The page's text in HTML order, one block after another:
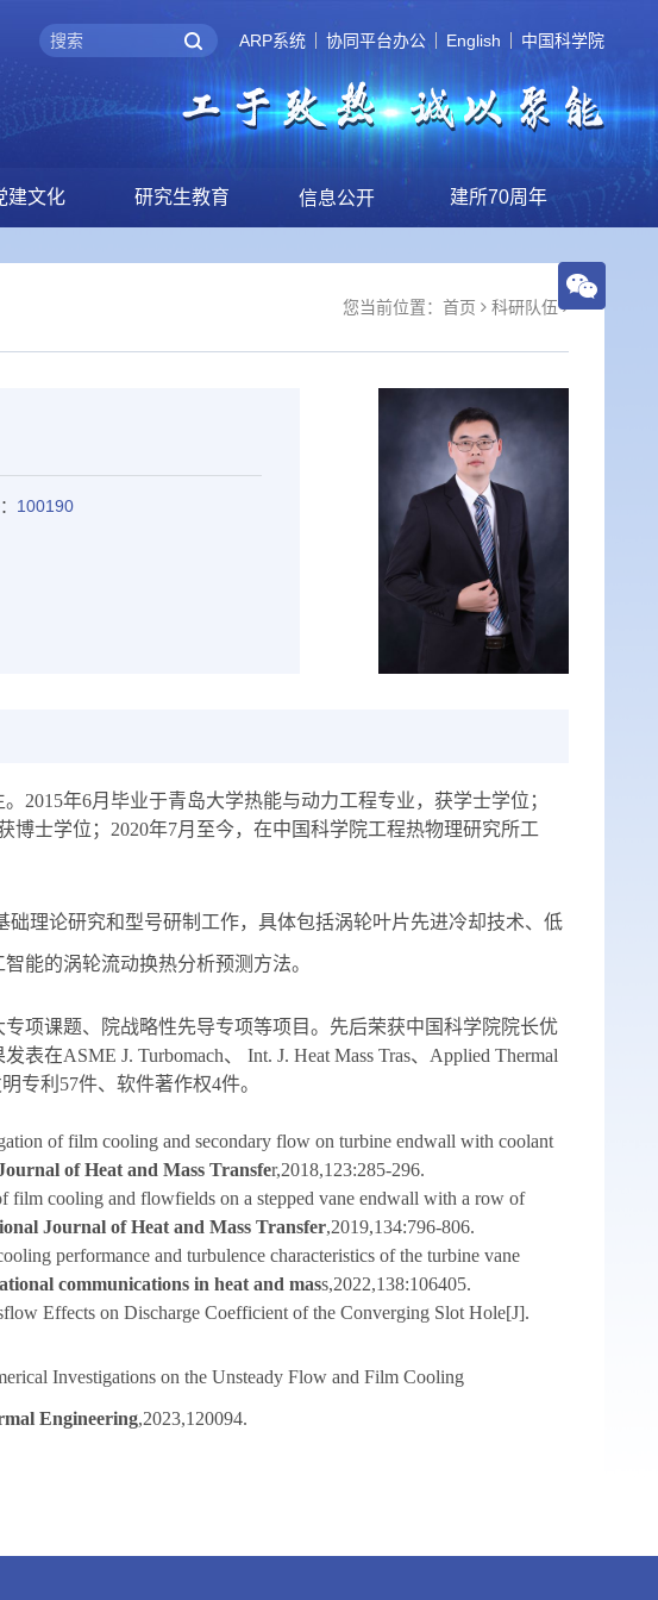
ARP系统 协同平台办公 English 中国科学院
建文化 研究生教育 信息公开 建所70周年
您当前位置： 首页 科研队伍
100190
2015年6月毕业于青岛大学热能与动力工程专业，获学士学位；
博士学位； 2020年7月至今，在中国科学院工程热物理研究所工
理论研究和型号研制工作，具体包括涡轮叶片先进冷却技术、低
能的涡轮流动换热分析预测方法。
专项课题、院战略性先导专项等项目。先后荣获中国科学院院长优
发表在ASME J. Turbomach、 Int. J. Heat Mass Tras、 Applied Thermal
专利 57件、软件著作权4件。
of film cooling and secondary flow on turbine endwall with coolant
of Heat and Mass Transfer,2018,123:285-296.
film cooling and flowfields on a stepped vane endwall with a row of
Journal of Heat and Mass Transfer,2019,134:796-806.
performance and turbulence characteristics of the turbine vane
communications in heat and mass,2022,138:106405.
Effects on Discharge Coefficient of the Converging Slot Hole[J].
Investigations on the Unsteady Flow and Film Cooling
Engineering,2023,120094.